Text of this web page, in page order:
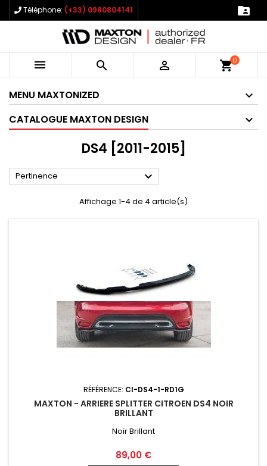
Téléphone: (+33) 0980804141 
   shopping_cart0
MENU MAXTONIZED
CATALOGUE MAXTON DESIGN
DS4 [2011-2015]
Pertinence 
Affichage 1-4 de 4 article(s)
RÉFÉRENCE: CI-DS4-1-RD1G
MAXTON - ARRIERE SPLITTER CITROEN DS4 NOIR
BRILLANT
Noir Brillant
Prix
89,00 €